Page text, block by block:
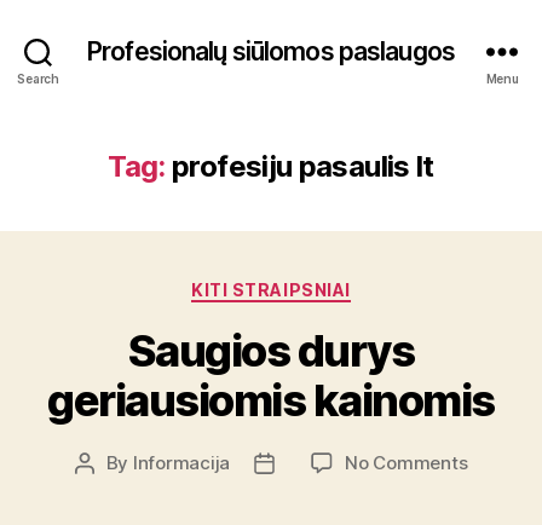
Search
Profesionalų siūlomos paslaugos
Menu
Tag: profesiju pasaulis lt
Categories
KITI STRAIPSNIAI
Saugios durys
geriausiomis kainomis
Post
By Informacija
Post
No Commentson